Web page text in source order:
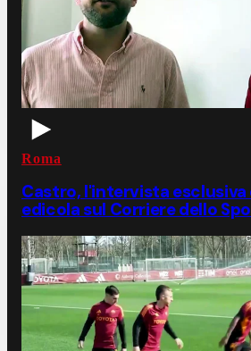
Roma
Castro, l'intervista esclusiva
edicola sul Corriere dello